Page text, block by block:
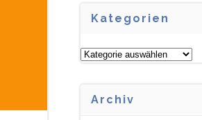
Kategorien
Kategorien
Archiv